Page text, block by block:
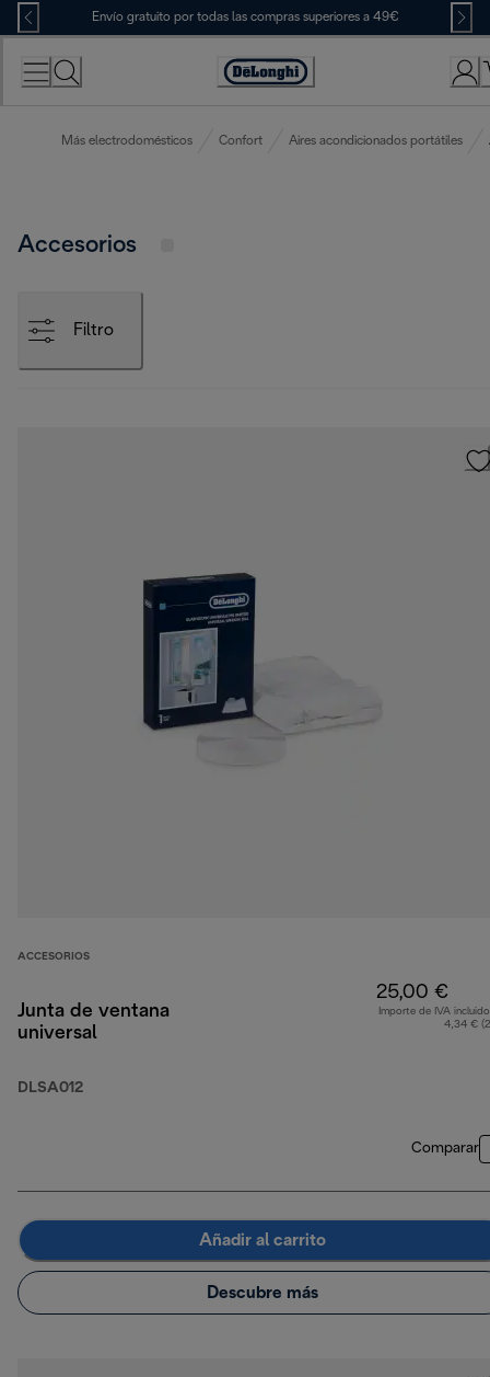
Skip
to
Content
Envío gratuito por todas las compras superiores a 49€
Accessibility
Más electrodomésticos Confort Aires acondicionados portátiles
Accesorios
Filtro
ACCESORIOS
Junta de ventana
universal
DLSA012
25,00 €
Importe de IVA
4,34 €
Comparar
Añadir al carrito
Descubre más